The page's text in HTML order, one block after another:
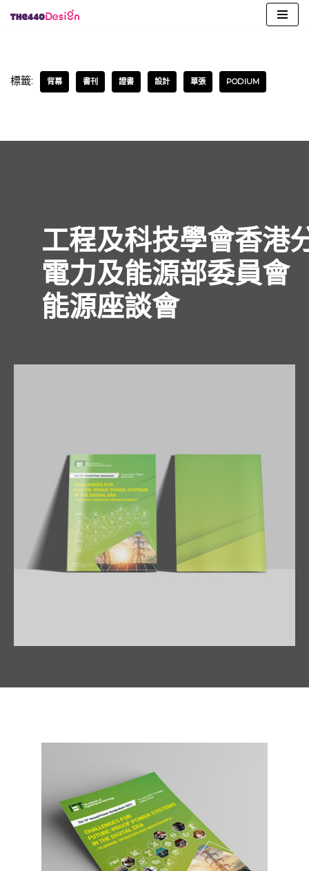
content
標籤: 背幕 書刊 證書 設計 單張 PODIUM
工程及科技學會香港
電力及能源部委員會
能源座談會